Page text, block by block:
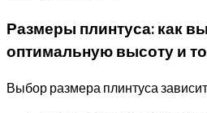
Размеры плинтуса: как
оптимальную высоту и
Выбор размера плинтуса